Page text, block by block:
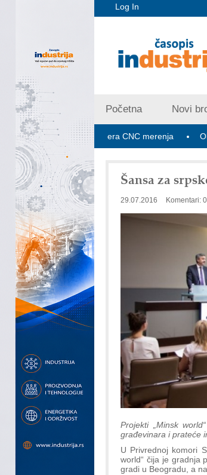
Log In
Početna Novi
V PLUS: Nova era CNC merenja OBO sistemi
Šansa za
29.07.2016 Komentari: 0
Projekti „Minsk
građevinara i prateće
U Privrednoj komori
world“ čija je gradnja
gradi u Beogradu, a